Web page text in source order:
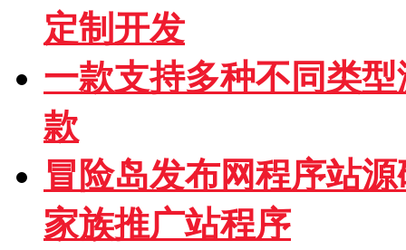
定制开发
一款支持多种不同类
款
冒险岛发布网程序站
家族推广站程序